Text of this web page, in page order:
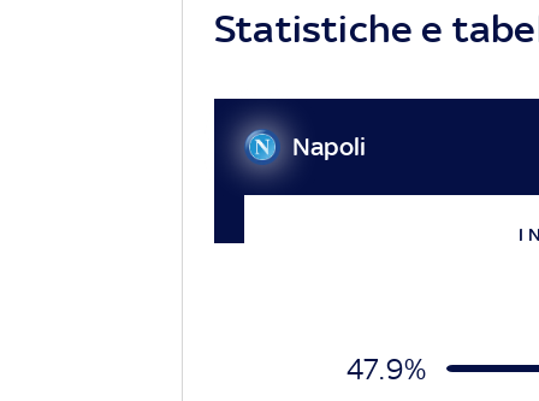
Statistiche e
Napoli
I
47.9%